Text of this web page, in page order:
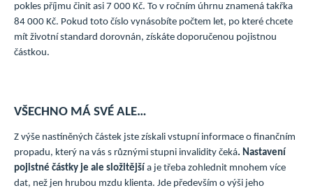
pokles příjmu činit asi 7 000 Kč. To v ročním úhrnu znamená takřka
84 000 Kč. Pokud toto číslo vynásobíte počtem let, po které chcete
mít životní standard dorovnán, získáte doporučenou pojistnou
částkou.
VŠECHNO MÁ SVÉ ALE…
Z výše nastíněných částek jste získali vstupní informace o finančním
propadu, který na vás s různými stupni invalidity čeká. Nastavení
pojistné částky je ale složitější a je třeba zohlednit mnohem více
dat, než jen hrubou mzdu klienta. Jde především o výši jeho